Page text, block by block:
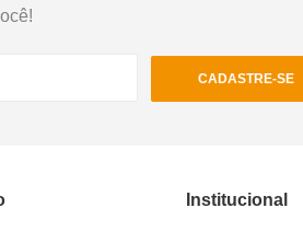
CADASTRE-SE
Institucional